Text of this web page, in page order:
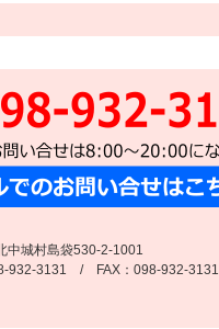
中城村島袋530-2-1001
932-3131 / FAX：098-932-3131